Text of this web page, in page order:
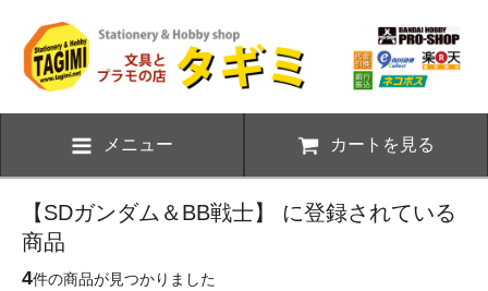
メニュー カートを見る
【SDガンダム＆BB戦士】 に登録されている
商品
4件の商品が見つかりました